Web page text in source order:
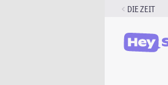
DIE ZEIT